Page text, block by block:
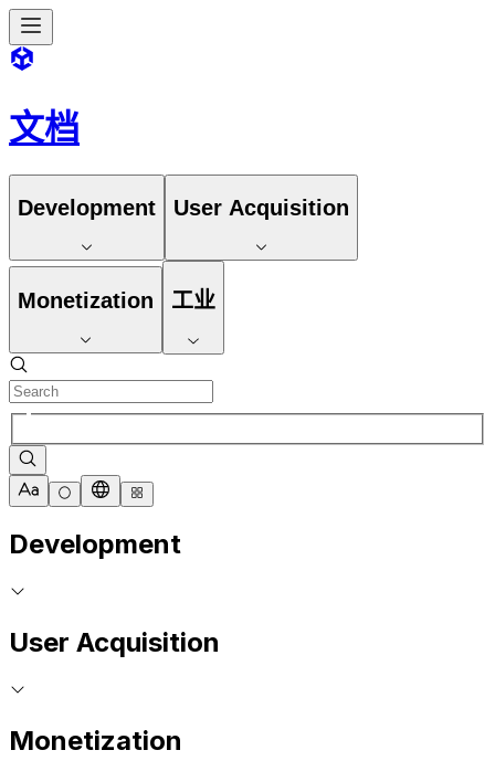
文档
Development User Acquisition
Monetization 工业
Development
User Acquisition
Monetization